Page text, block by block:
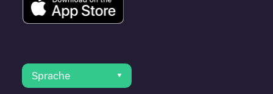
Sprache